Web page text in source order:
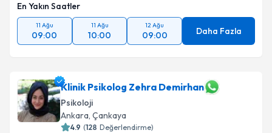
En Yakın Saatler
11 Ağu
09:00
11 Ağu
10:00
12 Ağu
09:00 Daha Fazla
Klinik Psikolog Zehra Demirhan
Psikoloji
Ankara, Çankaya
4.9 (128 Değerlendirme)